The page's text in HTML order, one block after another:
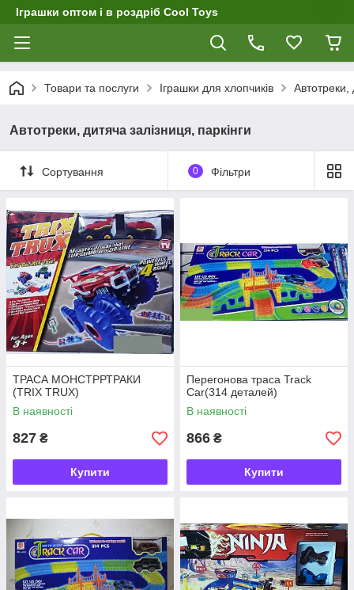
Іграшки оптом і в роздріб Cool Toys
Товари та послуги Іграшки для хлопчиків Автотреки,
Автотреки, дитяча залізниця, паркінги
Сортування 0 Фільтри
ТРАСА МОНСТРРТРАКИ
(TRIX TRUX)
В наявності
827 ₴
Купити
Перегонова траса Track
Car(314 деталей)
В наявності
866 ₴
Купити